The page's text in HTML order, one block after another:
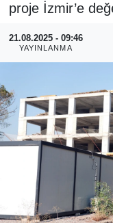
proje İzmir’e
21.08.2025 - 09:46
YAYINLANMA
SPOR
ASAYİŞ
RESMİ
Son Dakika
Haber Arşivi